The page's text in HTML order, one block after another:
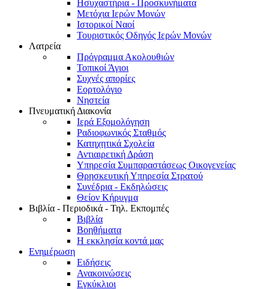
Ησυχαστήρια - Προσκυνήματα
Μετόχια Ιερών Μονών
Ιστορικοί Ναοί
Τουριστικός Οδηγός Ιερών Μονών
Λατρεία
Πρόγραμμα Ακολουθιών
Τοπικοί Άγιοι
Συχνές απορίες
Εορτολόγιο
Νηστεία
Πνευματική Διακονία
Ιερά Εξομολόγηση
Ραδιοφωνικός Σταθμός
Κατηχητικά Σχολεία
Αντιαιρετική Δράση
Υπηρεσία Συμπαραστάσεως Οικογενείας
Θρησκευτική Υπηρεσία Στρατού
Συνέδρια - Εκδηλώσεις
Θείον Κήρυγμα
Βιβλία - Περιοδικά - Τηλ. Εκπομπές
Βιβλία
Βοηθήματα
Η εκκλησία κοντά μας
Ενημέρωση
Ειδήσεις
Ανακοινώσεις
Εγκύκλιοι